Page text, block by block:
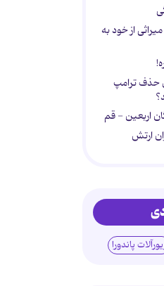
| چه میراثی از خود به
حذف ترامپ
اربعین - قم
ارتش
پاندورا